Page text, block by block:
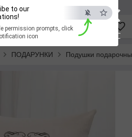
×
ESC
to our
permission prompts, click
icon
ПОДАРУНКИ Подушки